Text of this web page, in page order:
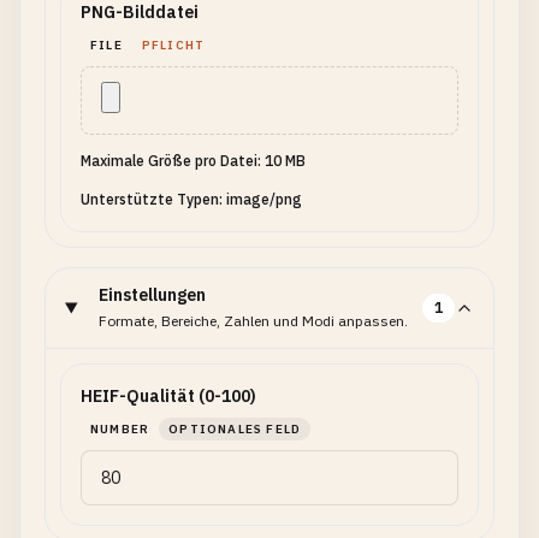
PNG-Bilddatei
FILE PFLICHT
Maximale Größe pro Datei: 10 MB
Unterstützte Typen: image/png
Einstellungen
Formate, Bereiche, Zahlen und Modi anpassen.
1
HEIF-Qualität (0-100)
NUMBER OPTIONALES FELD